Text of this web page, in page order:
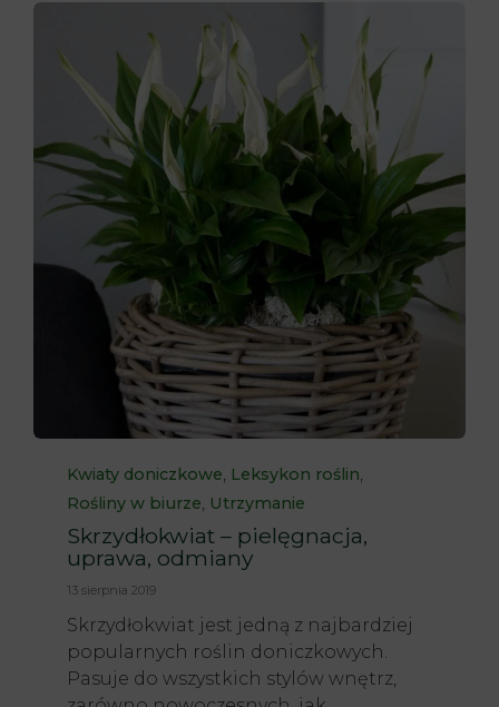
Category
Kwiaty doniczkowe, Leksykon roślin,
Rośliny w biurze, Utrzymanie
Skrzydłokwiat – pielęgnacja,
uprawa, odmiany
13 sierpnia 2019
Skrzydłokwiat jest jedną z najbardziej
popularnych roślin doniczkowych.
Pasuje do wszystkich stylów wnętrz,